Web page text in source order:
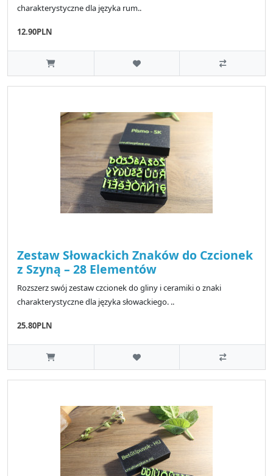
charakterystyczne dla języka rum..
12.90PLN
Zestaw Słowackich Znaków do Czcionek
z Szyną – 28 Elementów
Rozszerz swój zestaw czcionek do gliny i ceramiki o znaki
charakterystyczne dla języka słowackiego. ..
25.80PLN